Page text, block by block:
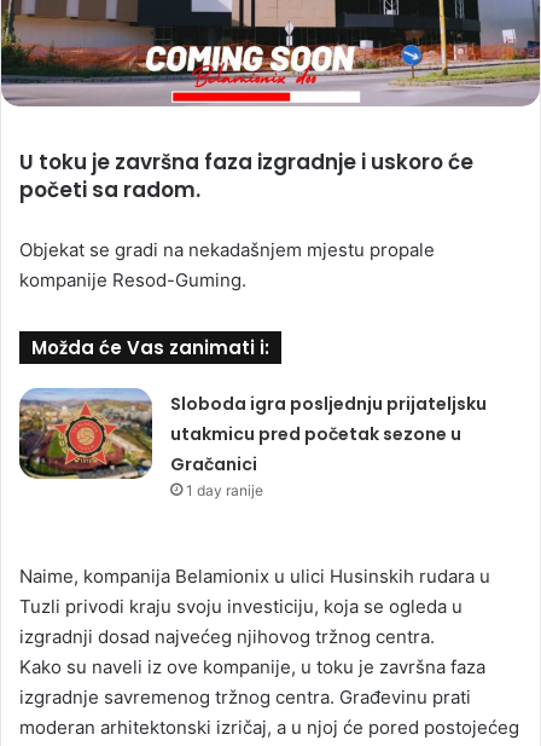
U toku je završna faza izgradnje i uskoro će
početi sa radom.
Objekat se gradi na nekadašnjem mjestu propale
kompanije Resod-Guming.
Možda će Vas zanimati i:
Sloboda igra posljednju prijateljsku
utakmicu pred početak sezone u
Gračanici
1 day ranije
Naime, kompanija Belamionix u ulici Husinskih rudara u
Tuzli privodi kraju svoju investiciju, koja se ogleda u
izgradnji dosad najvećeg njihovog tržnog centra.
Kako su naveli iz ove kompanije, u toku je završna faza
izgradnje savremenog tržnog centra. Građevinu prati
moderan arhitektonski izričaj, a u njoj će pored postojećeg